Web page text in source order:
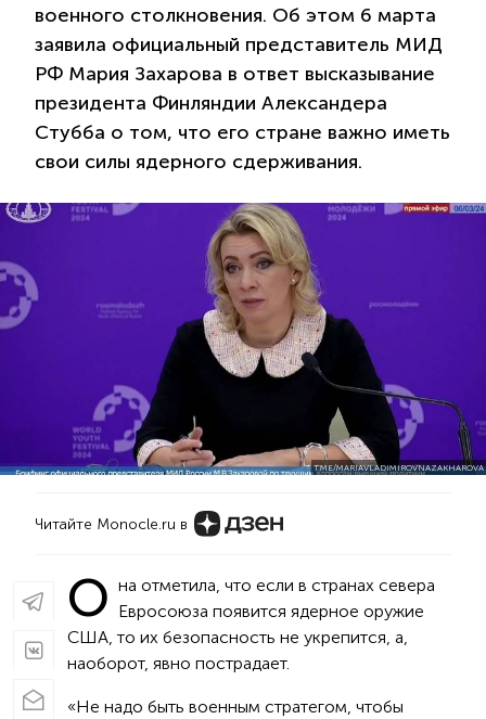
военного столкновения. Об этом 6 марта
заявила официальный представитель МИД
РФ Мария Захарова в ответ высказывание
президента Финляндии Александера
Стубба о том, что его стране важно иметь
свои силы ядерного сдерживания.
T.ME/MARIAVLADIMIROVNAZAKHAROVA
Читайте Monocle.ru в
О на отметила, что если в странах севера
Евросоюза появится ядерное оружие
США, то их безопасность не укрепится, а,
наоборот, явно пострадает.
«Не надо быть военным стратегом, чтобы